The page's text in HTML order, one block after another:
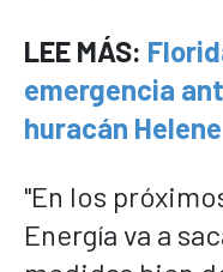
LEE MÁS:
emergencia
huracán Helene
"En los
Energía va a